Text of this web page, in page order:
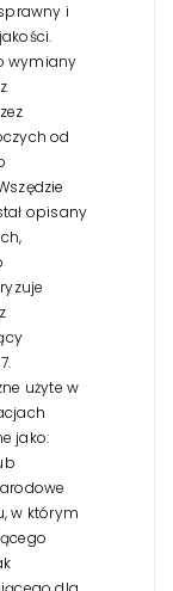
i
wymiany
od
opisany
7.
użyte w
jako:
w którym